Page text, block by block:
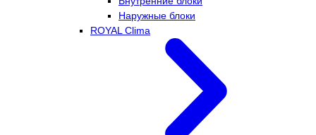
Наружные блоки
ROYAL Clima